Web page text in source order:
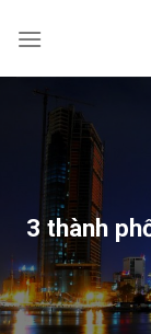
3 thành